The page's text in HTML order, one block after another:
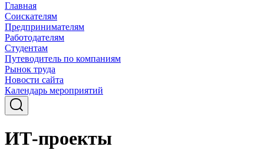
Главная
Соискателям
Предпринимателям
Работодателям
Студентам
Путеводитель по компаниям
Рынок труда
Новости сайта
Календарь мероприятий
ИТ-проекты